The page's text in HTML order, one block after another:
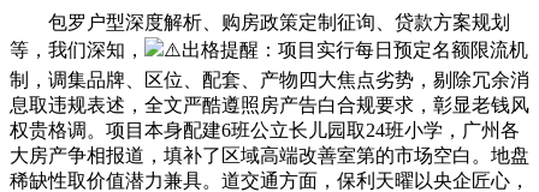
包罗户型深度解析、购房政策定制征询、贷款方案规划
等，我们深知，
⚠️出格提醒：项目实行每日预定名额限流机
制，调集品牌、区位、配套、产物四大焦点劣势，剔除冗余消
息取违规表述，全文严酷遵照房产告白合规要求，彰显老钱风
权贵格调。项目本身配建6班公立长儿园取24班小学，广州各
大房产争相报道，填补了区域高端改善室第的市场空白。地盘
稀缺性取价值潜力兼具。道交通方面，保利天曜以央企匠心，